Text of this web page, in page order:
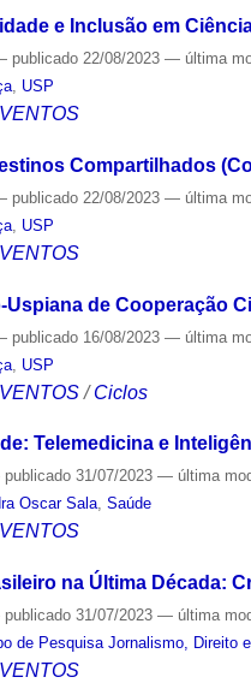
e Inclusão em
publicado 22/08/2023— última
, USP
Compartilhados
publicado 22/08/2023— última
USP
Uspiana de Cooperação
publicado 16/08/2023— última
USP
/Ciclos
Telemedicina e
publicado 31/07/2023— última
Oscar Sala,Saúde
na Última Década:
publicado 31/07/2023— última
de Pesquisa Jornalismo, Direito